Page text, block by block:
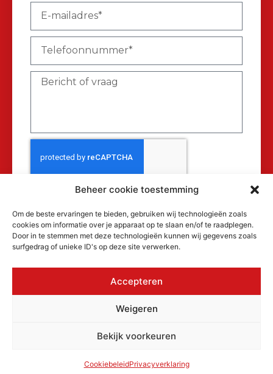
Beheer cookie toestemming
Om de beste ervaringen te bieden, gebruiken wij technologieën zoals
cookies om informatie over je apparaat op te slaan en/of te raadplegen.
Door in te stemmen met deze technologieën kunnen wij gegevens zoals
surfgedrag of unieke ID's op deze site verwerken.
Accepteren
Weigeren
Bekijk voorkeuren
CookiebeleidPrivacyverklaring
Verzenden
© 2026 MAKRA Benelux, alle rechten
Cookiebeleid
Algemene voorwaarden